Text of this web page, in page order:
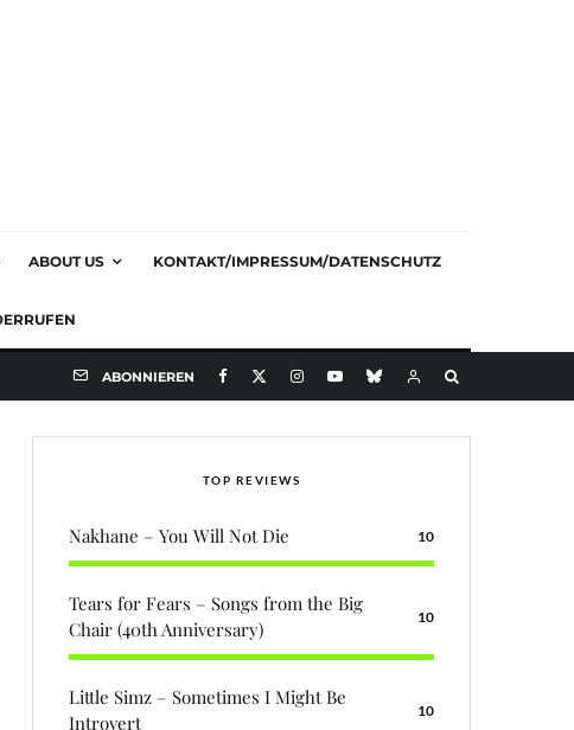
ABOUT US KONTAKT/IMPRESSUM/DATENSCHUTZ
ABONNIEREN
TOP REVIEWS
Nakhane – You Will Not Die 10
Tears for Fears – Songs from the Big
Chair (40th Anniversary)
10
Little Simz – Sometimes I Might Be
Introvert
10